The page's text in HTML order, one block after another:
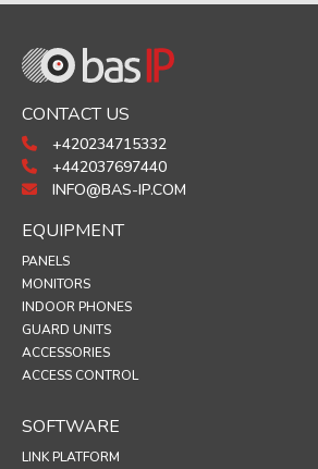
CONTACT US
+420234715332
+442037697440
INFO@BAS-IP.COM
EQUIPMENT
PANELS
MONITORS
INDOOR PHONES
GUARD UNITS
ACCESSORIES
ACCESS CONTROL
SOFTWARE
LINK PLATFORM